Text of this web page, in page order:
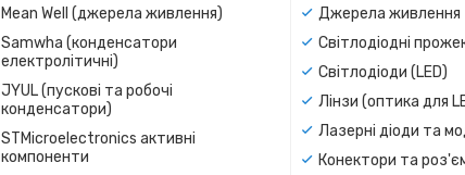
Mean Well (джерела живлення)
Samwha (конденсатори
електролітичні)
JYUL (пускові та робочі
конденсатори)
STMicroelectronics активні
компоненти
Джерела живлення
Світлодіодні
Світлодіоди (LED)
Лінзи (оптика для
Лазерні діоди та
Конектори та